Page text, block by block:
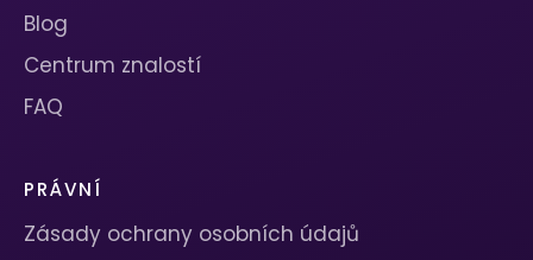
Blog
Centrum znalostí
FAQ
PRÁVNÍ
Zásady ochrany osobních údajů